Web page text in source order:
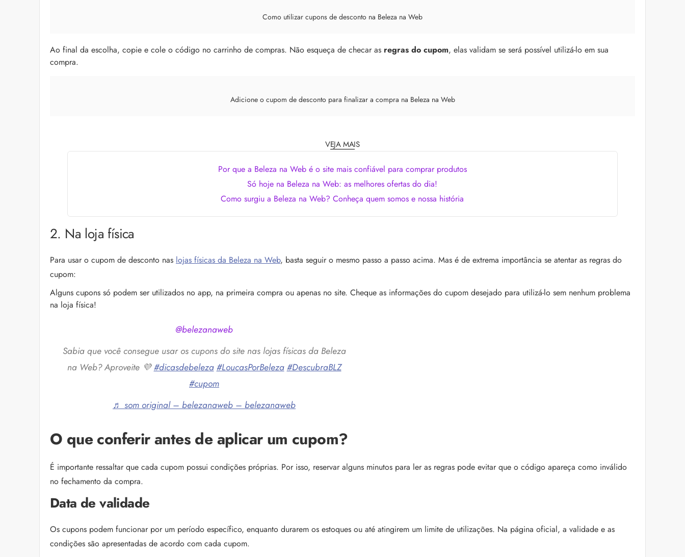
Como utilizar cupons de desconto na Beleza na Web
Ao final da escolha, copie e cole o código no carrinho de compras. Não esqueça de checar as regras do cupom, elas validam se será possível utilizá-lo em sua
compra.
Adicione o cupom de desconto para finalizar a compra na Beleza na Web
VEJA MAIS
Por que a Beleza na Web é o site mais confiável para comprar produtos
Só hoje na Beleza na Web: as melhores ofertas do dia!
Como surgiu a Beleza na Web? Conheça quem somos e nossa história
2. Na loja física
Para usar o cupom de desconto nas lojas físicas da Beleza na Web, basta seguir o mesmo passo a passo acima. Mas é de extrema importância se atentar as regras do
cupom:
Alguns cupons só podem ser utilizados no app, na primeira compra ou apenas no site. Cheque as informações do cupom desejado para utilizá-lo sem nenhum problema
na loja física!
@belezanaweb
Sabia que você consegue usar os cupons do site nas lojas físicas da Beleza
na Web? Aproveite 💜#dicasdebeleza #LoucasPorBeleza #DescubraBLZ
#cupom
♬ som original – belezanaweb – belezanaweb
O que conferir antes de aplicar um cupom?
É importante ressaltar que cada cupom possui condições próprias. Por isso, reservar alguns minutos para ler as regras pode evitar que o código apareça como inválido
no fechamento da compra.
Data de validade
Os cupons podem funcionar por um período específico, enquanto durarem os estoques ou até atingirem um limite de utilizações. Na página oficial, a validade e as
condições são apresentadas de acordo com cada cupom.